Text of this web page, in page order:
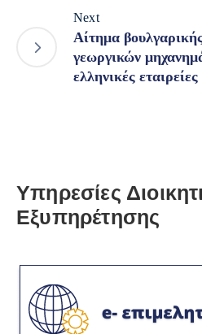
Next
Αίτημα
γεωργικών
ελληνικές εταιρείες
Υπηρεσίες
Εξυπηρέτησης